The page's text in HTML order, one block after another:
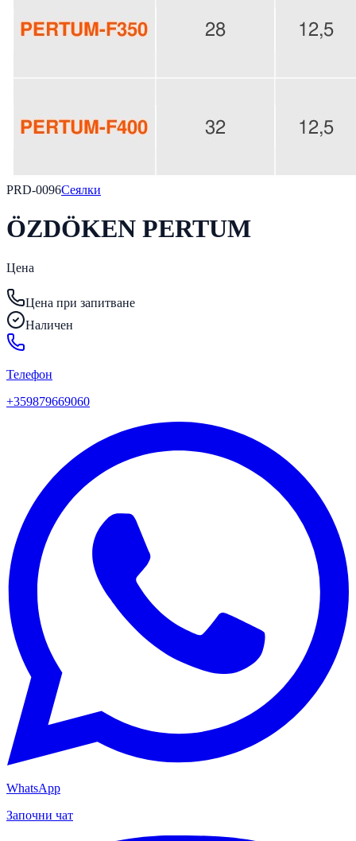
PRD-0096Сеялки
ÖZDÖKEN PERTUM
Цена
Цена при запитване
Наличен
Телефон
+359879669060
WhatsApp
Започни чат